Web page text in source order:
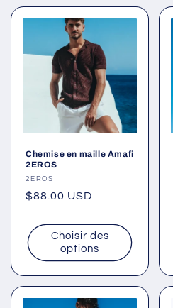
Chemise en maille Amafi
2EROS
Fournisseur :
2EROS
Prix
$88.00 USD
Choisir des
options